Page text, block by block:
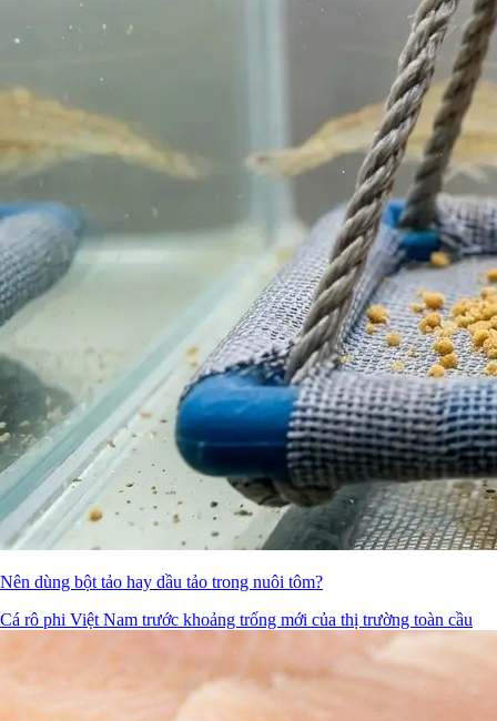
Nên dùng bột tảo hay dầu tảo trong nuôi tôm?
Cá rô phi Việt Nam trước khoảng trống mới của thị trường toàn cầu